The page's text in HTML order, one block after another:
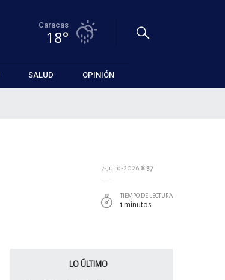
Caracas
18°
SALUD OPINIÓN
7-Julio-2026 8:37
TIEMPO DE LECTURA
1 minutos
LO ÚLTIMO